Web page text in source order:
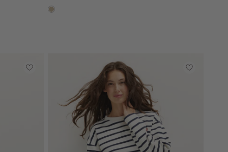
lichtzand